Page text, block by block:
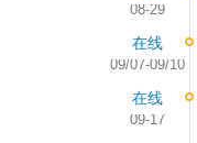
08-29
在线
09/07-09/10
在线
09-17